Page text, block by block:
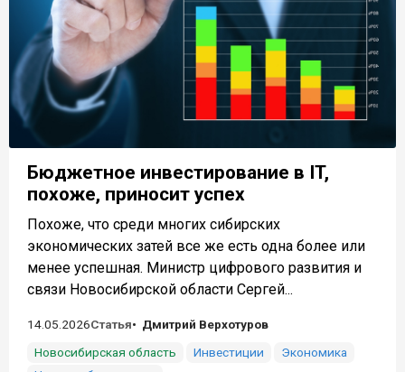
Бюджетное инвестирование в IT,
похоже, приносит успех
Похоже, что среди многих сибирских
экономических затей все же есть одна более или
менее успешная. Министр цифрового развития и
связи Новосибирской области Сергей...
14.05.2026Статья
Дмитрий Верхотуров
Новосибирская область
Инвестиции
Экономика